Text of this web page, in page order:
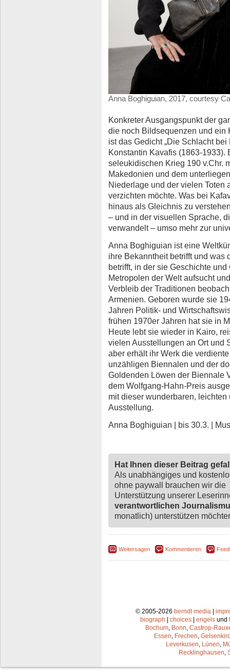
Anna Boghiguian, 2017, courtesy
Konkreter Ausgangspunkt der
die noch Bildsequenzen und ein
ist das Gedicht „Die Schlacht
Konstantin Kavafis (1863-1933).
seleukidischen Krieg 190 v.Chr.
Makedonien und dem
Niederlage und der vielen Toten
verzichten möchte. Was bei
hinaus als Gleichnis zu
– und in der visuellen Sprache,
verwandelt – umso mehr zur
Anna Boghiguian ist eine
ihre Bekanntheit betrifft und was
betrifft, in der sie Geschichte
Metropolen der Welt aufsucht
Verbleib der Traditionen
Armenien. Geboren wurde sie
Jahren Politik- und
frühen 1970er Jahren hat sie in
Heute lebt sie wieder in Kairo,
vielen Ausstellungen an Ort und
aber erhält ihr Werk die
unzähligen Biennalen und der
Goldenden Löwen der Biennale
dem Wolfgang-Hahn-Preis
mit dieser wunderbaren,
Ausstellung.
Anna Boghiguian | bis 30.3. |
Hat Ihnen dieser Beitrag
Als unabhängiges und
ohne paywall brauchen wir die
Unterstützung unserer
verantwortlichen
monatlich) unterstützen
Weitersagen Kommentieren
© 2005-2026 berndt media |
biograph | choices | engels und
Bochum Bonn Castrop-
Essen Frechen
Leverkusen Lünen
Recklinghausen